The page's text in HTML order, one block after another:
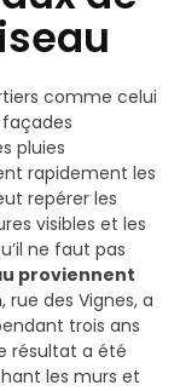
comme celui
pluies
rapidement les
repérer les
visibles et les
ne faut pas
proviennent
rue des Vignes, a
trois ans
résultat a été
les murs et